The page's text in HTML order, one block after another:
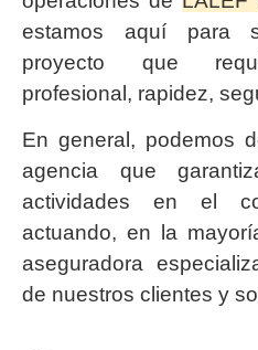
estamos aquí para
proyecto que
profesional, rapidez,
En general, podemos
agencia que
actividades en el
actuando, en la
aseguradora
de nuestros clientes y